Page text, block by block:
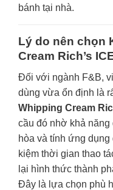
bánh tại nhà.
Lý do nên chọn
Cream Rich’s
Đối với ngành F&B,
dùng vừa ổn định là
Whipping Cream
cầu đó nhờ khả năng
hòa và tính ứng
kiệm thời gian thao
lại hình thức thành
Đây là lựa chọn phù